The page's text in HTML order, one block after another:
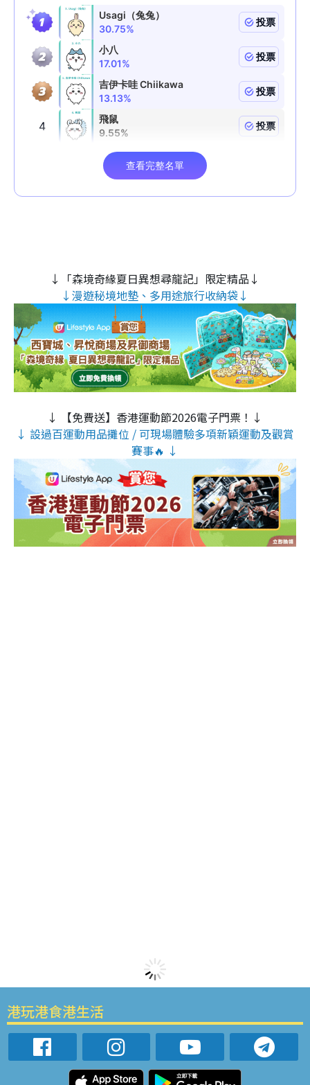
↓「森境奇緣夏日異想尋龍記」限定精品↓
↓漫遊秘境地墊、多用途旅行收納袋↓
↓ 【免費送】香港運動節2026電子門票！↓
↓ 設過百運動用品攤位 / 可現場體驗多項新穎運動及觀賞
賽事🔥 ↓
港玩港食港生活